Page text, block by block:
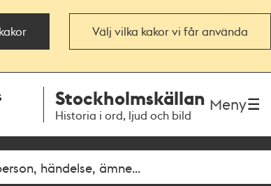
Välj vilka kakor vi får använda
Stockholmskällan
Historia i ord, ljud och bild
Meny